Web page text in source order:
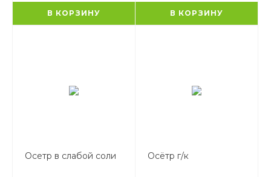
В КОРЗИНУ В КОРЗИНУ
Осетр в слабой соли Осётр г/к